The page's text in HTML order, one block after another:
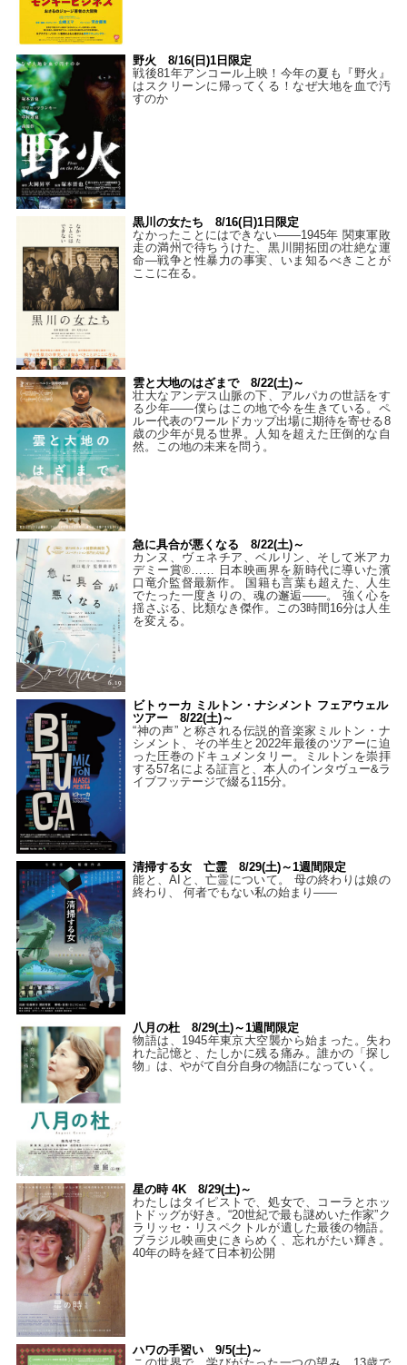
野火 8/16(日)1日限定
戦後81年アンコール上映！今年の夏も『野火』
はスクリーンに帰ってくる！なぜ大地を血で汚
すのか
黒川の女たち 8/16(日)1日限定
なかったことにはできない——1945年 関東軍敗
走の満州で待ちうけた、黒川開拓団の壮絶な運
命―戦争と性暴力の事実、いま知るべきことが
ここに在る。
雲と大地のはざまで 8/22(土)～
壮大なアンデス山脈の下、アルパカの世話をす
る少年――僕らはこの地で今を生きている。ペ
ルー代表のワールドカップ出場に期待を寄せる8
歳の少年が見る世界。人知を超えた圧倒的な自
然。この地の未来を問う。
急に具合が悪くなる 8/22(土)～
カンヌ、ヴェネチア、ベルリン、そして米アカ
デミー賞®…… 日本映画界を新時代に導いた濱
口竜介監督最新作。 国籍も言葉も超えた、人生
でたった一度きりの、魂の邂逅――。 強く心を
揺さぶる、比類なき傑作。この3時間16分は人生
を変える。
ビトゥーカ ミルトン・ナシメント フェアウェル
ツアー 8/22(土)～
“神の声” と称される伝説的音楽家ミルトン・ナ
シメント、その半生と2022年最後のツアーに迫
った圧巻のドキュメンタリー。ミルトンを崇拝
する57名による証言と、本人のインタヴュー&ラ
イブフッテージで綴る115分。
清掃する女 亡霊 8/29(土)～1週間限定
能と、AIと、亡霊について。 母の終わりは娘の
終わり、 何者でもない私の始まり――
八月の杜 8/29(土)～1週間限定
物語は、1945年東京大空襲から始まった。失わ
れた記憶と、たしかに残る痛み。誰かの「探し
物」は、やがて自分自身の物語になっていく。
星の時 4K 8/29(土)～
わたしはタイピストで、処⼥で、コーラとホッ
トドッグが好き。“20世紀で最も謎めいた作家”ク
ラリッセ・リスペクトルが遺した最後の物語。
ブラジル映画史にきらめく、忘れがたい輝き。
40年の時を経て⽇本初公開
ハワの手習い 9/5(土)～